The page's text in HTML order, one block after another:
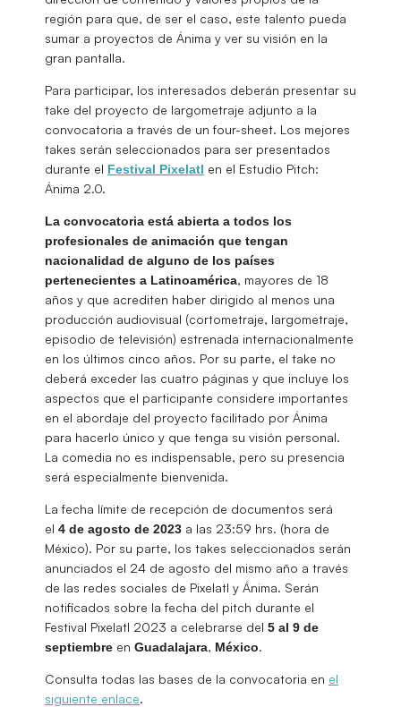
región para que, de ser el caso, este talento pueda
sumar a proyectos de Ánima y ver su visión en la
gran pantalla.
Para participar, los interesados deberán presentar su
take del proyecto de largometraje adjunto a la
convocatoria a través de un four-sheet. Los mejores
takes serán seleccionados para ser presentados
durante el Festival Pixelatl en el Estudio Pitch:
Ánima 2.0.
La convocatoria está abierta a todos los
profesionales de animación que tengan
nacionalidad de alguno de los países
pertenecientes a Latinoamérica, mayores de 18
años y que acrediten haber dirigido al menos una
producción audiovisual (cortometraje, largometraje,
episodio de televisión) estrenada internacionalmente
en los últimos cinco años. Por su parte, el take no
deberá exceder las cuatro páginas y que incluye los
aspectos que el participante considere importantes
en el abordaje del proyecto facilitado por Ánima
para hacerlo único y que tenga su visión personal.
La comedia no es indispensable, pero su presencia
será especialmente bienvenida.
La fecha límite de recepción de documentos será
el 4 de agosto de 2023 a las 23:59 hrs. (hora de
México). Por su parte, los takes seleccionados serán
anunciados el 24 de agosto del mismo año a través
de las redes sociales de Pixelatl y Ánima. Serán
notificados sobre la fecha del pitch durante el
Festival Pixelatl 2023 a celebrarse del 5 al 9 de
septiembre en Guadalajara, México.
Consulta todas las bases de la convocatoria en el
siguiente enlace.